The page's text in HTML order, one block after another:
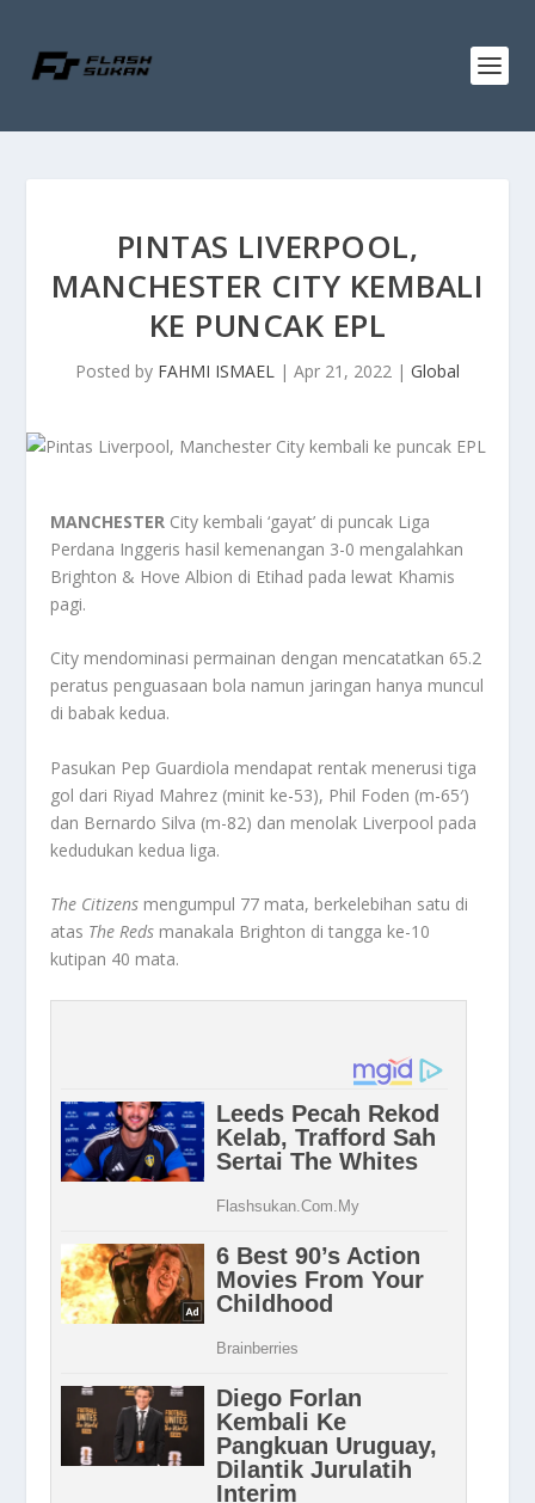
PINTAS LIVERPOOL,
MANCHESTER CITY KEMBALI
KE PUNCAK EPL
Posted by FAHMI ISMAEL | Apr 21, 2022 | Global
MANCHESTER City kembali ‘gayat’ di puncak Liga
Perdana Inggeris hasil kemenangan 3-0 mengalahkan
Brighton & Hove Albion di Etihad pada lewat Khamis
pagi.
City mendominasi permainan dengan mencatatkan 65.2
peratus penguasaan bola namun jaringan hanya muncul
di babak kedua.
Pasukan Pep Guardiola mendapat rentak menerusi tiga
gol dari Riyad Mahrez (minit ke-53), Phil Foden (m-65′)
dan Bernardo Silva (m-82) dan menolak Liverpool pada
kedudukan kedua liga.
The Citizens mengumpul 77 mata, berkelebihan satu di
atas The Reds manakala Brighton di tangga ke-10
kutipan 40 mata.